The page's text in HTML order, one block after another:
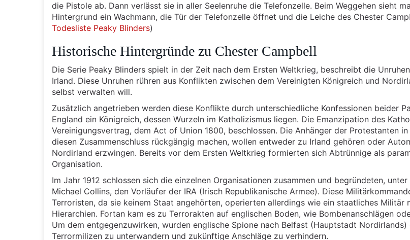
die Pistole ab. Dann verlässt sie in aller Seelenruhe die Telefonzelle. Beim Weggehen sieht
Hintergrund ein Wachmann, die Tür der Telefonzelle öffnet und die Leiche des Chester
Todesliste Peaky Blinders)
Historische Hintergründe zu Chester Campbell
Die Serie Peaky Blinders spielt in der Zeit nach dem Ersten Weltkrieg, beschreibt die
Irland. Diese Unruhen rühren aus Konflikten zwischen dem Vereinigten Königreich und
selbst verwalten will.
Zusätzlich angetrieben werden diese Konflikte durch unterschiedliche Konfessionen beider
England ein Königreich, dessen Wurzeln im Katholizismus liegen. Die Emanzipation des
Vereinigungsvertrag, dem Act of Union 1800, beschlossen. Die Anhänger der Protestanten
diesen Zusammenschluss rückgängig machen, wollen entweder zu Irland gehören oder
Nordirland erzwingen. Bereits vor dem Ersten Weltkrieg formierten sich Abtrünnige als
Organisation.
Im Jahr 1912 schlossen sich die einzelnen Organisationen zusammen und begründeten, unter
Michael Collins, den Vorläufer der IRA (Irisch Republikanische Armee). Diese
Terroristen, da sie keinem Staat angehörten, operierten allerdings wie ein staatliches Militär
Hierarchien. Fortan kam es zu Terrorakten auf englischen Boden, wie Bombenanschlägen
Um dem entgegenzuwirken, wurden englische Spione nach Belfast (Hauptstadt
Terrormilizen zu unterwandern und zukünftige Anschläge zu verhindern.